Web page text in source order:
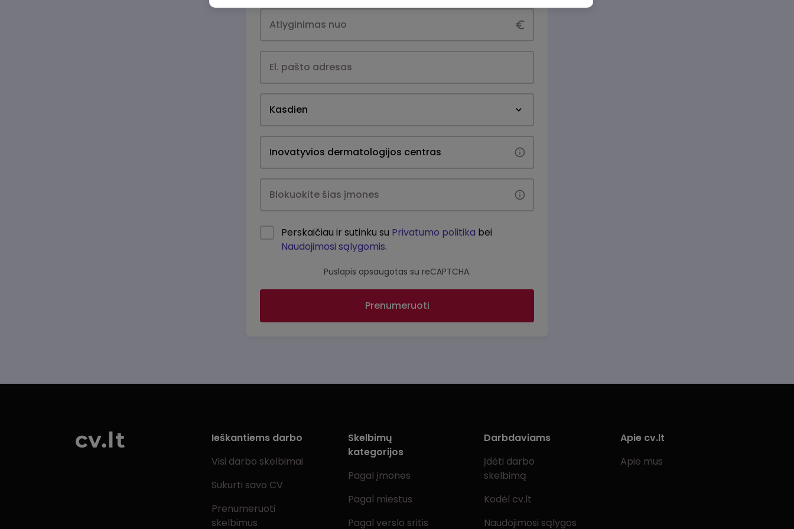
Kasdien
Perskaičiau ir sutinku su Privatumo politika bei
Naudojimosi sąlygomis.
Puslapis apsaugotas su reCAPTCHA.
Prenumeruoti
Ieškantiems darbo
Visi darbo skelbimai
Sukurti savo CV
Prenumeruoti
skelbimus
Skelbimų
kategorijos
Pagal įmones
Pagal miestus
Pagal verslo sritis
Darbdaviams
Įdėti darbo
skelbimą
Kodėl cv.lt
Naudojimosi sąlygos
Apie cv.lt
Apie mus